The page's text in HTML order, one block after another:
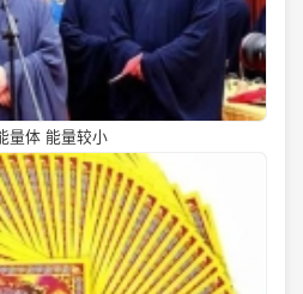
量体 能量较小